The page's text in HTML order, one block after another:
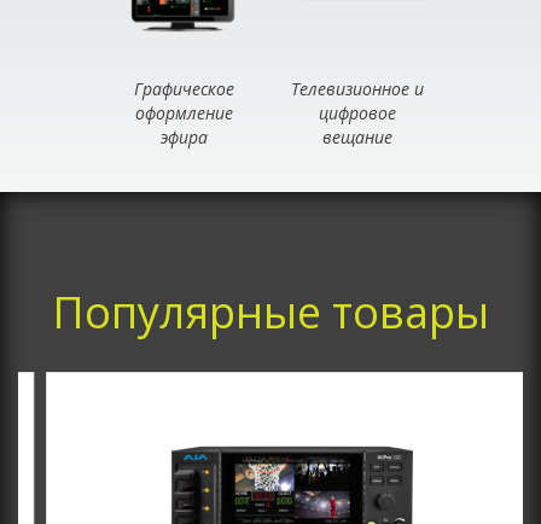
Графическое
оформление
эфира
Телевизионное и
цифровое
вещание
Популярные товары